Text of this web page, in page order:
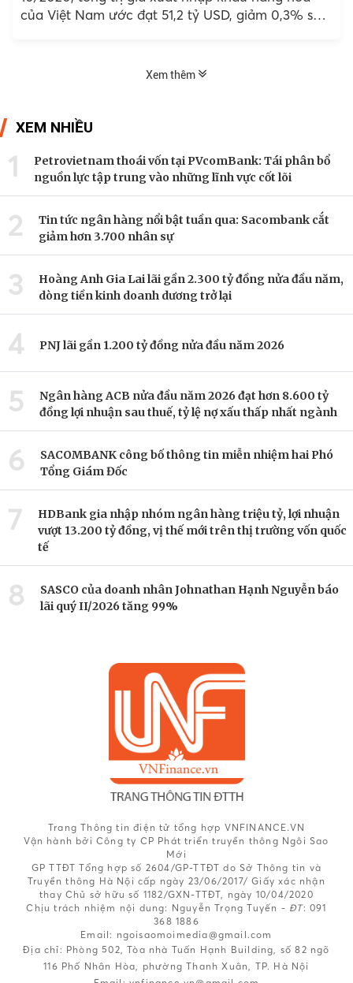
của Việt Nam ước đạt 51,2 tỷ USD, giảm 0,3% so
Xem thêm
XEM NHIỀU
1
Petrovietnam thoái vốn tại PVcomBank: Tái phân bổ
nguồn lực tập trung vào những lĩnh vực cốt lõi
2
Tin tức ngân hàng nổi bật tuần qua: Sacombank cắt
giảm hơn 3.700 nhân sự
3
Hoàng Anh Gia Lai lãi gần 2.300 tỷ đồng nửa đầu năm,
dòng tiền kinh doanh dương trở lại
4 PNJ lãi gần 1.200 tỷ đồng nửa đầu năm 2026
5
Ngân hàng ACB nửa đầu năm 2026 đạt hơn 8.600 tỷ
đồng lợi nhuận sau thuế, tỷ lệ nợ xấu thấp nhất ngành
6
SACOMBANK công bố thông tin miễn nhiệm hai Phó
Tổng Giám Đốc
7
HDBank gia nhập nhóm ngân hàng triệu tỷ, lợi nhuận
vượt 13.200 tỷ đồng, vị thế mới trên thị trường vốn quốc
tế
8
SASCO của doanh nhân Johnathan Hạnh Nguyễn báo
lãi quý II/2026 tăng 99%
Trang Thông tin điện tử tổng hợp VNFINANCE.VN
Vận hành bởi Công ty CP Phát triển truyền thông Ngôi Sao
Mới
GP TTĐT Tổng hợp số 2604/GP-TTĐT do Sở Thông tin và
Truyền thông Hà Nội cấp ngày 23/06/2017/ Giấy xác nhận
thay Chủ sở hữu số 1182/GXN-TTĐT, ngày 10/04/2020
Chịu trách nhiệm nội dung: Nguyễn Trọng Tuyến - ĐT: 091
368 1886
Email: ngoisaomoimedia@gmail.com
Địa chỉ: Phòng 502, Tòa nhà Tuấn Hạnh Building, số 82 ngõ
116 Phố Nhân Hòa, phường Thanh Xuân, TP. Hà Nội